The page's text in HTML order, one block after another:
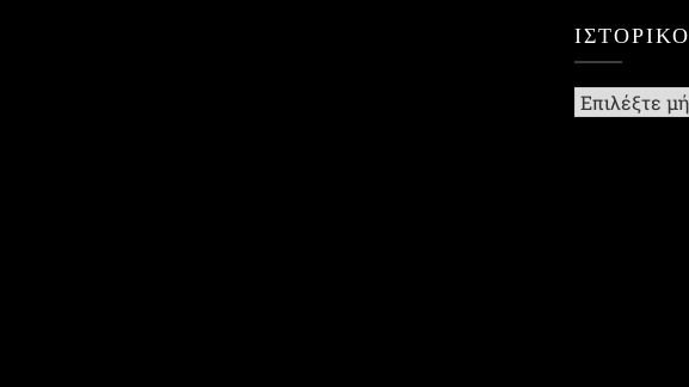
ΙΣΤΟΡΙΚΌ
Ιστορικό